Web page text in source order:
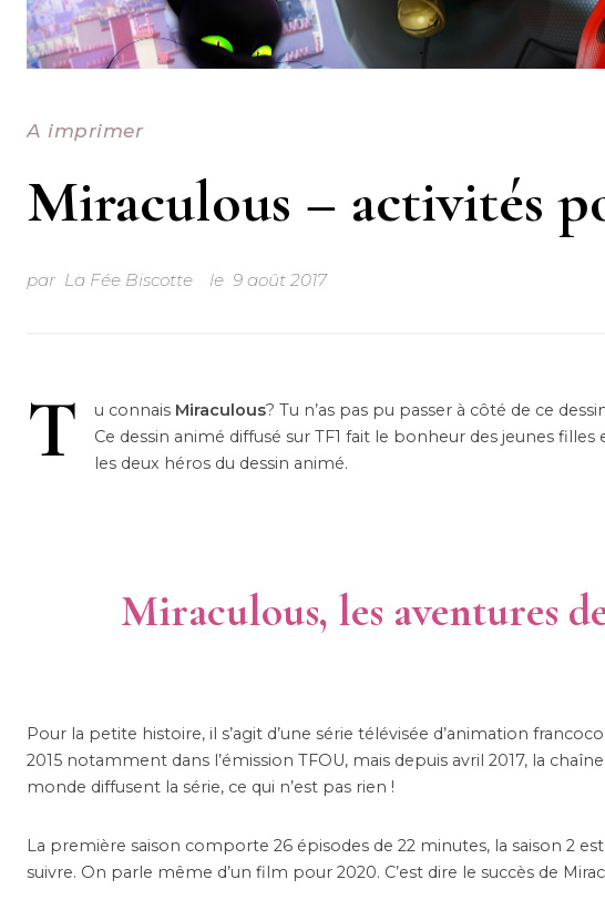
A imprimer
Miraculous – activités
par La Fée Biscotte le 9 août 2017
T u connais Miraculous? Tu n’as pas pu passer à côté de ce
Ce dessin animé diffusé sur TF1 fait le bonheur des jeunes
les deux héros du dessin animé.
Miraculous, les aventures
Pour la petite histoire, il s’agit d’une série télévisée d’animation
2015 notamment dans l’émission TFOU, mais depuis avril 2017, la
monde diffusent la série, ce qui n’est pas rien !
La première saison comporte 26 épisodes de 22 minutes, la saison 2
suivre. On parle même d’un film pour 2020. C’est dire le succès de